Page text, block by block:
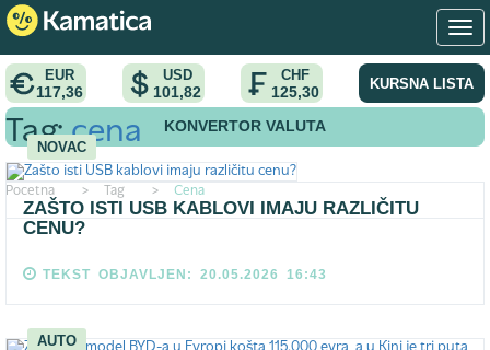
EUR
117,36
USD
101,82
CHF
125,30 KURSNA LISTA
KONVERTOR VALUTA
Pocetna > Tag > Cena
Tag:cena
NOVAC
ZAŠTO ISTI USB KABLOVI IMAJU RAZLIČITU
CENU?
TEKST OBJAVLJEN: 20.05.2026 16:43
AUTO